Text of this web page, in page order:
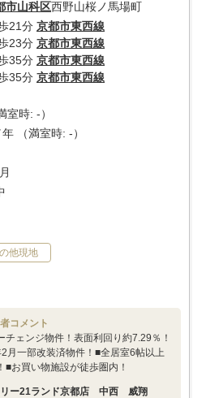
市山科区西野山桜ノ馬場町
21分 京都市東西線
23分 京都市東西線
35分 京都市東西線
35分 京都市東西線
室時: -）
（満室時: -）
他現地
コメント
チェンジ物件！表面利回り約7.29％！
月一部改装済物件！■全居室6帖以上
■お買い物施設が徒歩圏内！
リー21ランド京都店 中西 威翔